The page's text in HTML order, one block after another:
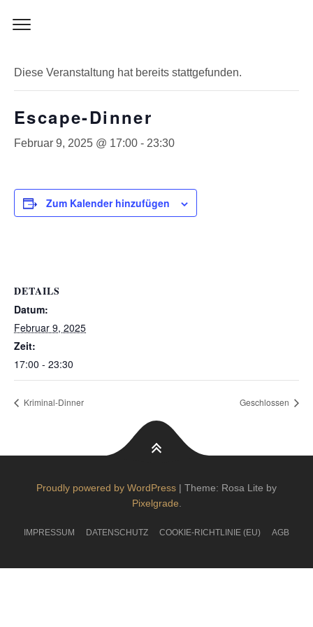
Diese Veranstaltung hat bereits stattgefunden.
Escape-Dinner
Februar 9, 2025 @ 17:00 - 23:30
Zum Kalender hinzufügen
DETAILS
Datum:
Februar 9, 2025
Zeit:
17:00 - 23:30
Kriminal-Dinner Geschlossen
Proudly powered by WordPress | Theme: Rosa Lite by
Pixelgrade
IMPRESSUM DATENSCHUTZ COOKIE-RICHTLINIE (EU) AGB